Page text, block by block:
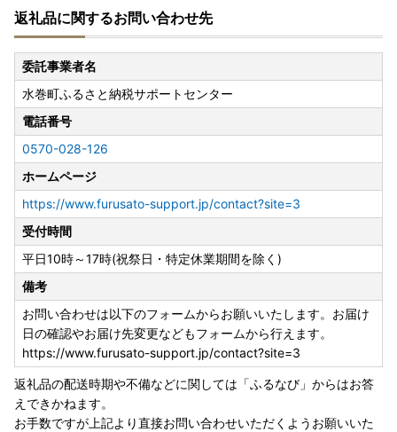
返礼品に関するお問い合わせ先
委託事業者名
水巻町ふるさと納税サポートセンター
電話番号
0570-028-126
ホームページ
https://www.furusato-support.jp/contact?site=3
受付時間
平日10時～17時(祝祭日・特定休業期間を除く)
備考
お問い合わせは以下のフォームからお願いいたします。お届け
日の確認やお届け先変更などもフォームから行えます。
https://www.furusato-support.jp/contact?site=3
返礼品の配送時期や不備などに関しては「ふるなび」からはお答
えできかねます。
お手数ですが上記より直接お問い合わせいただくようお願いいた